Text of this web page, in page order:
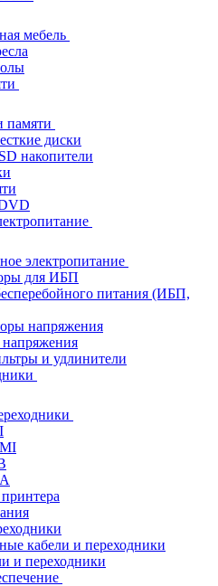
мебель
памяти
диски
накопители
электропитание
для ИБП
питания (ИБП,
напряжения
и удлинители
кабели и переходники
и переходники